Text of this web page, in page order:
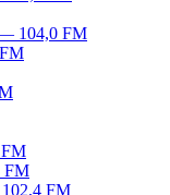
104,0 FM
FM
FM